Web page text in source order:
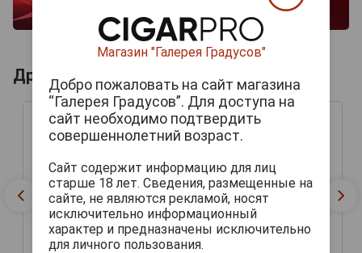
Другие продукты бренда TER DOLEN
Магазин "Галерея Градусов"
Добро пожаловать на сайт магазина
“Галерея Градусов”. Для доступа на
сайт необходимо подтвердить
совершеннолетний возраст.
Сайт содержит информацию для лиц
старше 18 лет. Сведения, размещенные на
сайте, не являются рекламой, носят
исключительно информационный
характер и предназначены исключительно
для личного пользования.